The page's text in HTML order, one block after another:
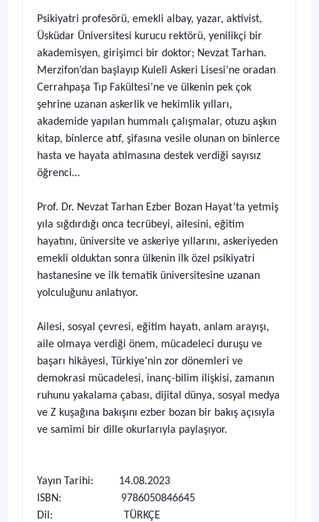
Psikiyatri profesörü, emekli albay, yazar, aktivist,
Üsküdar Üniversitesi kurucu rektörü, yenilikçi bir
akademisyen, girişimci bir doktor; Nevzat Tarhan.
Merzifon’dan başlayıp Kuleli Askeri Lisesi’ne oradan
Cerrahpaşa Tıp Fakültesi’ne ve ülkenin pek çok
şehrine uzanan askerlik ve hekimlik yılları,
akademide yapılan hummalı çalışmalar, otuzu aşkın
kitap, binlerce atıf, şifasına vesile olunan on binlerce
hasta ve hayata atılmasına destek verdiği sayısız
öğrenci…
Prof. Dr. Nevzat Tarhan Ezber Bozan Hayat’ta yetmiş
yıla sığdırdığı onca tecrübeyi, ailesini, eğitim
hayatını, üniversite ve askeriye yıllarını, askeriyeden
emekli olduktan sonra ülkenin ilk özel psikiyatri
hastanesine ve ilk tematik üniversitesine uzanan
yolculuğunu anlatıyor.
Ailesi, sosyal çevresi, eğitim hayatı, anlam arayışı,
aile olmaya verdiği önem, mücadeleci duruşu ve
başarı hikâyesi, Türkiye’nin zor dönemleri ve
demokrasi mücadelesi, inanç-bilim ilişkisi, zamanın
ruhunu yakalama çabası, dijital dünya, sosyal medya
ve Z kuşağına bakışını ezber bozan bir bakış açısıyla
ve samimi bir dille okurlarıyla paylaşıyor.
Yayın Tarihi: 14.08.2023
ISBN: 9786050846645
Dil: TÜRKÇE